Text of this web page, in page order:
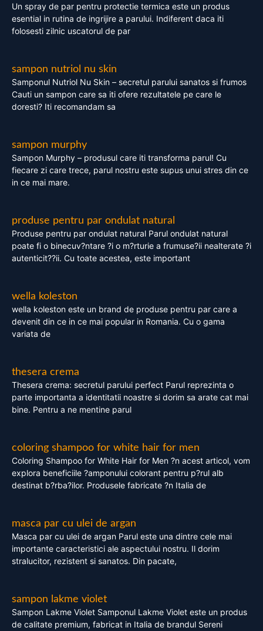
Un spray de par pentru protectie termica este un produs
esential in rutina de ingrijire a parului. Indiferent daca iti
folosesti zilnic uscatorul de par
sampon nutriol nu skin
Samponul Nutriol Nu Skin – secretul parului sanatos si frumos
Cauti un sampon care sa iti ofere rezultatele pe care le
doresti? Iti recomandam sa
sampon murphy
Sampon Murphy – produsul care iti transforma parul! Cu
fiecare zi care trece, parul nostru este supus unui stres din ce
in ce mai mare.
produse pentru par ondulat natural
Produse pentru par ondulat natural Parul ondulat natural
poate fi o binecuv?ntare ?i o m?rturie a frumuse?ii nealterate ?i
autenticit??ii. Cu toate acestea, este important
wella koleston
wella koleston este un brand de produse pentru par care a
devenit din ce in ce mai popular in Romania. Cu o gama
variata de
thesera crema
Thesera crema: secretul parului perfect Parul reprezinta o
parte importanta a identitatii noastre si dorim sa arate cat mai
bine. Pentru a ne mentine parul
coloring shampoo for white hair for men
Coloring Shampoo for White Hair for Men ?n acest articol, vom
explora beneficiile ?amponului colorant pentru p?rul alb
destinat b?rba?ilor. Produsele fabricate ?n Italia de
masca par cu ulei de argan
Masca par cu ulei de argan Parul este una dintre cele mai
importante caracteristici ale aspectului nostru. Il dorim
stralucitor, rezistent si sanatos. Din pacate,
sampon lakme violet
Sampon Lakme Violet Samponul Lakme Violet este un produs
de calitate premium, fabricat in Italia de brandul Sereni